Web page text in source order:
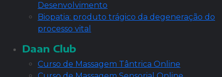
Desenvolvimento
Biopatia: produto trágico da degeneração do
processo vital
Daan Club
Curso de Massagem Tântrica Online